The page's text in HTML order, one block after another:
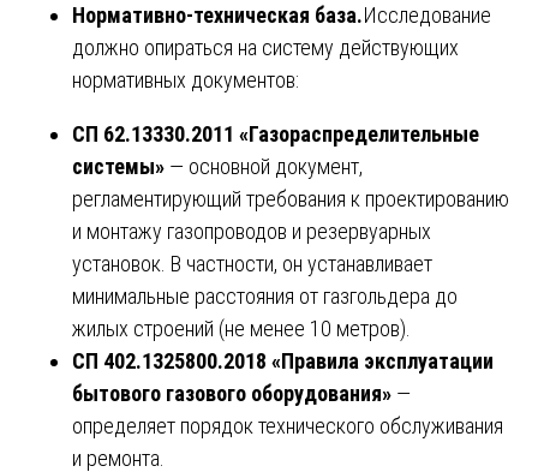
Нормативно-техническая база.Исследование
должно опираться на систему действующих
нормативных документов:
СП 62.13330.2011 «Газораспределительные
системы» — основной документ,
регламентирующий требования к проектированию
и монтажу газопроводов и резервуарных
установок. В частности, он устанавливает
минимальные расстояния от газгольдера до
жилых строений (не менее 10 метров).
СП 402.1325800.2018 «Правила эксплуатации
бытового газового оборудования» —
определяет порядок технического обслуживания
и ремонта.